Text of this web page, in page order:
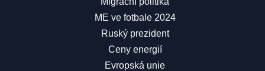
ME ve fotbale 2024
Ruský prezident
Ceny energií
Evropská unie